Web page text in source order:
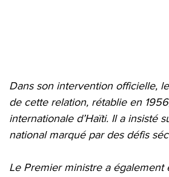
Dans son intervention officielle,
de cette relation, rétablie en
internationale d’Haïti. Il a insisté
national marqué par des défis
Le Premier ministre a